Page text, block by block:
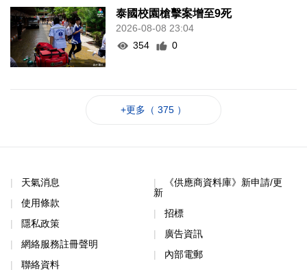
泰國校園槍擊案增至9死
2026-08-08 23:04
354
0
+更多（ 375 ）
天氣消息
使用條款
隱私政策
網絡服務註冊聲明
聯絡資料
《供應商資料庫》新申請/更
新
招標
廣告資訊
內部電郵